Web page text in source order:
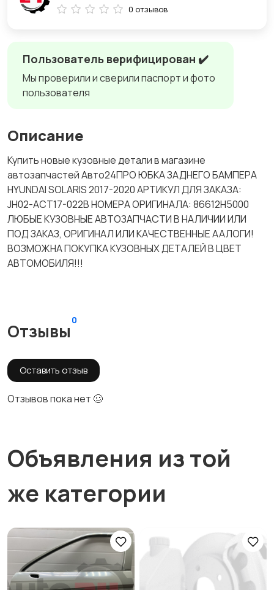
Пользователь верифицирован ✔️
Мы проверили и сверили паспорт и фото
пользователя
Описание
Купить новые кузовные детали в магазине
автозапчастей Авто24ПРО ЮБКА ЗАДНЕГО БАМПЕРА
HYUNDAI SOLARIS 2017-2020 АРТИКУЛ ДЛЯ ЗАКАЗА:
JH02-ACT17-022B НОМЕРА ОРИГИНАЛА: 86612H5000
ЛЮБЫЕ КУЗОВНЫЕ АВТОЗАПЧАСТИ В НАЛИЧИИ ИЛИ
ПОД ЗАКАЗ, ОРИГИНАЛ ИЛИ КАЧЕСТВЕННЫЕ ААЛОГИ!
ВОЗМОЖНА ПОКУПКА КУЗОВНЫХ ДЕТАЛЕЙ В ЦВЕТ
АВТОМОБИЛЯ!!!
Отзывы
0
Оставить отзыв
Отзывов пока нет 🥴
0 отзывов
Объявления из той
же категории